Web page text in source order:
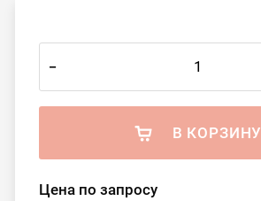
–
В КОРЗИНУ
Цена по запросу